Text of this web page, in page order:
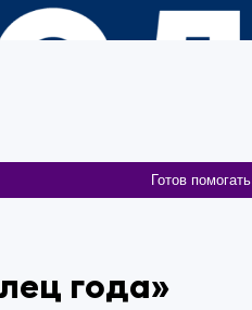
Готов помогать
года»